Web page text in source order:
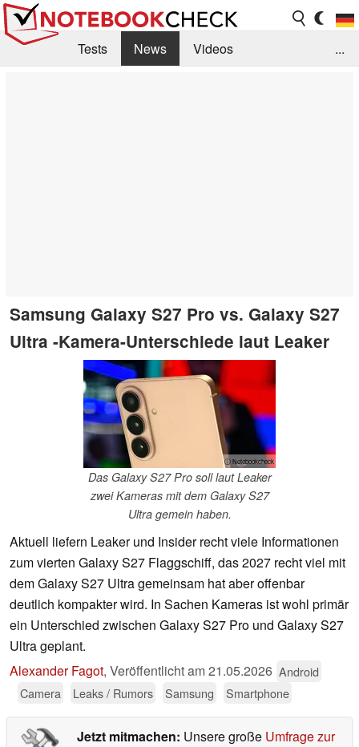
Tests News
Videos
...
Samsung Galaxy S27 Pro vs. Galaxy S27
Ultra -Kamera-Unterschiede laut Leaker
ⓘ Notebookcheck
Das Galaxy S27 Pro soll laut Leaker
zwei Kameras mit dem Galaxy S27
Ultra gemein haben.
Aktuell liefern Leaker und Insider recht viele Informationen
zum vierten Galaxy S27 Flaggschiff, das 2027 recht viel mit
dem Galaxy S27 Ultra gemeinsam hat aber offenbar
deutlich kompakter wird. In Sachen Kameras ist wohl primär
ein Unterschied zwischen Galaxy S27 Pro und Galaxy S27
Ultra geplant.
Alexander Fagot, Veröffentlicht am21.05.2026 Android
Camera
Leaks / Rumors Samsung Smartphone
Jetzt mitmachen: Unsere große Umfrage zur